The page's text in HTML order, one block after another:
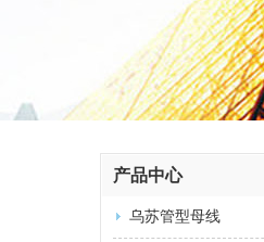
产品中心
乌苏管型母线